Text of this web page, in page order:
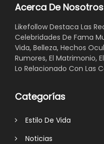
Acerca De Nosotros
Likefollow Destaca Las
Celebridades De Fama
Vida, Belleza, Hechos
Rumores, El Matrimonio,
Lo Relacionado Con Las
Categorías
Estilo De Vida
Noticias